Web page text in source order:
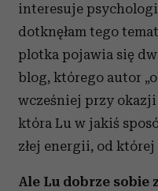
interesuje
dotknęłam tego
plotka pojawia się
blog, którego autor
wcześniej przy
która Lu w jakiś
złej energii, od
Ale Lu dobrze sobie